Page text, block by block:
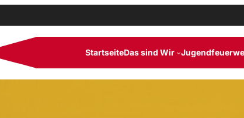
StartseiteDas sind Wir